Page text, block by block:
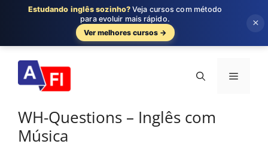
para
conteúdo
Menu
WH-Questions – Inglês com
Música
Estudando inglês sozinho? Veja cursos com método
para evoluir mais rápido.
Ver melhores cursos →
×